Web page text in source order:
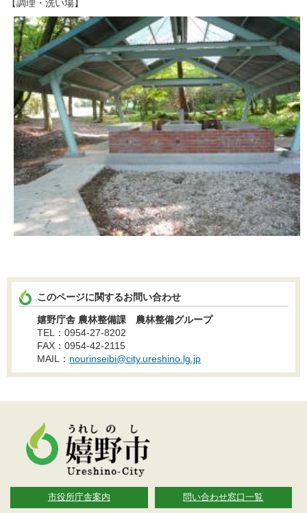
【調理・洗い場】
このページに関するお問い合わせ
嬉野庁舎 農林整備課 農林整備グループ
TEL：0954-27-8202
FAX：0954-42-2115
MAIL： nourinseibi@city.ureshino.lg.jp
市役所庁舎案内 問い合わせ窓口一覧